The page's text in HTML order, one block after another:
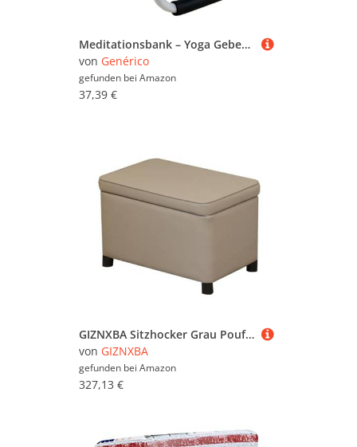
Meditationsbank – Yoga Gebet Meditation Kniesitz | Achtsamkeit Prayeer Tragbarer Sitzhocker für islamische Unterstützung und Mediitation Unterstützung für Erwachsene Senioren Beginners Büro Zen Ro
von Genérico
gefunden bei Amazon
37,39 €
GIZNXBA Sitzhocker Grau Pouf Hocker Mit Stauraum Aufbewahrungs-Ottoman-Bank Für Das Schlafzimmer Bettende Aus Leder Gepolsterte Schuhablage Für Den Eingangsbereich, Wohnzimmer(Gray B,80cm)
von GIZNXBA
gefunden bei Amazon
327,13 €